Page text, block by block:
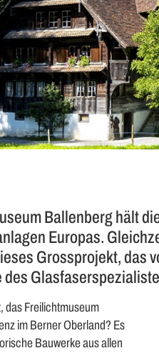
Ballenberg hält
Europas.
Grossprojekt, das
des
das Freilichtmuseum
im Berner Oberland? Es
Bauwerke aus allen